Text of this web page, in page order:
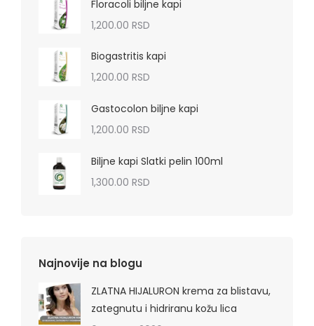
Floracoli biljne kapi
1,200.00 RSD
Biogastritis kapi
1,200.00 RSD
Gastocolon biljne kapi
1,200.00 RSD
Biljne kapi Slatki pelin 100ml
1,300.00 RSD
Najnovije na blogu
ZLATNA HIJALURON krema za blistavu,
zategnutu i hidriranu kožu lica